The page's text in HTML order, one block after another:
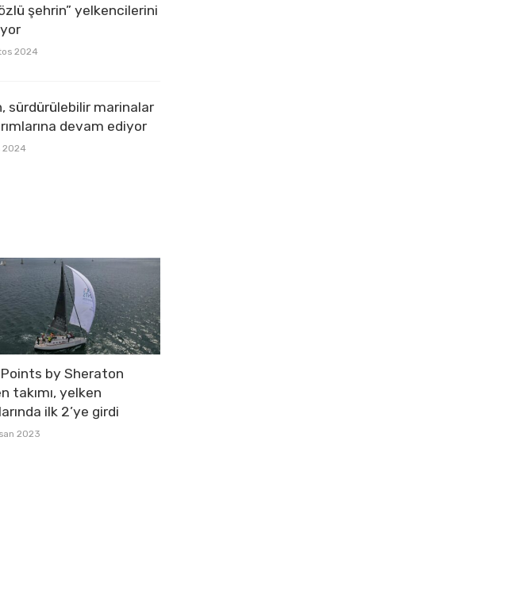
şehrin” yelkencilerini
2024
sürdürülebilir marinalar
devam ediyor
2024
by Sheraton
takımı, yelken
ilk 2’ye girdi
2023